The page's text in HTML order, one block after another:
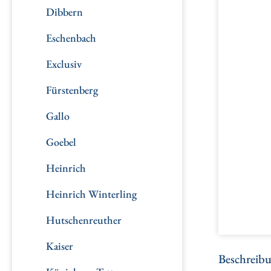
Dibbern
Eschenbach
Exclusiv
Fürstenberg
Gallo
Goebel
Heinrich
Heinrich Winterling
Hutschenreuther
Kaiser